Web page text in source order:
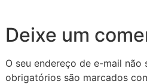
Deixe um
O seu endereço de e-mail não
obrigatórios são marcados